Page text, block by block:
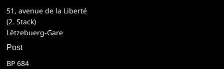
51, avenue de la Liberté
(2. Stack)
Lëtzebuerg-Gare
Post
BP 684